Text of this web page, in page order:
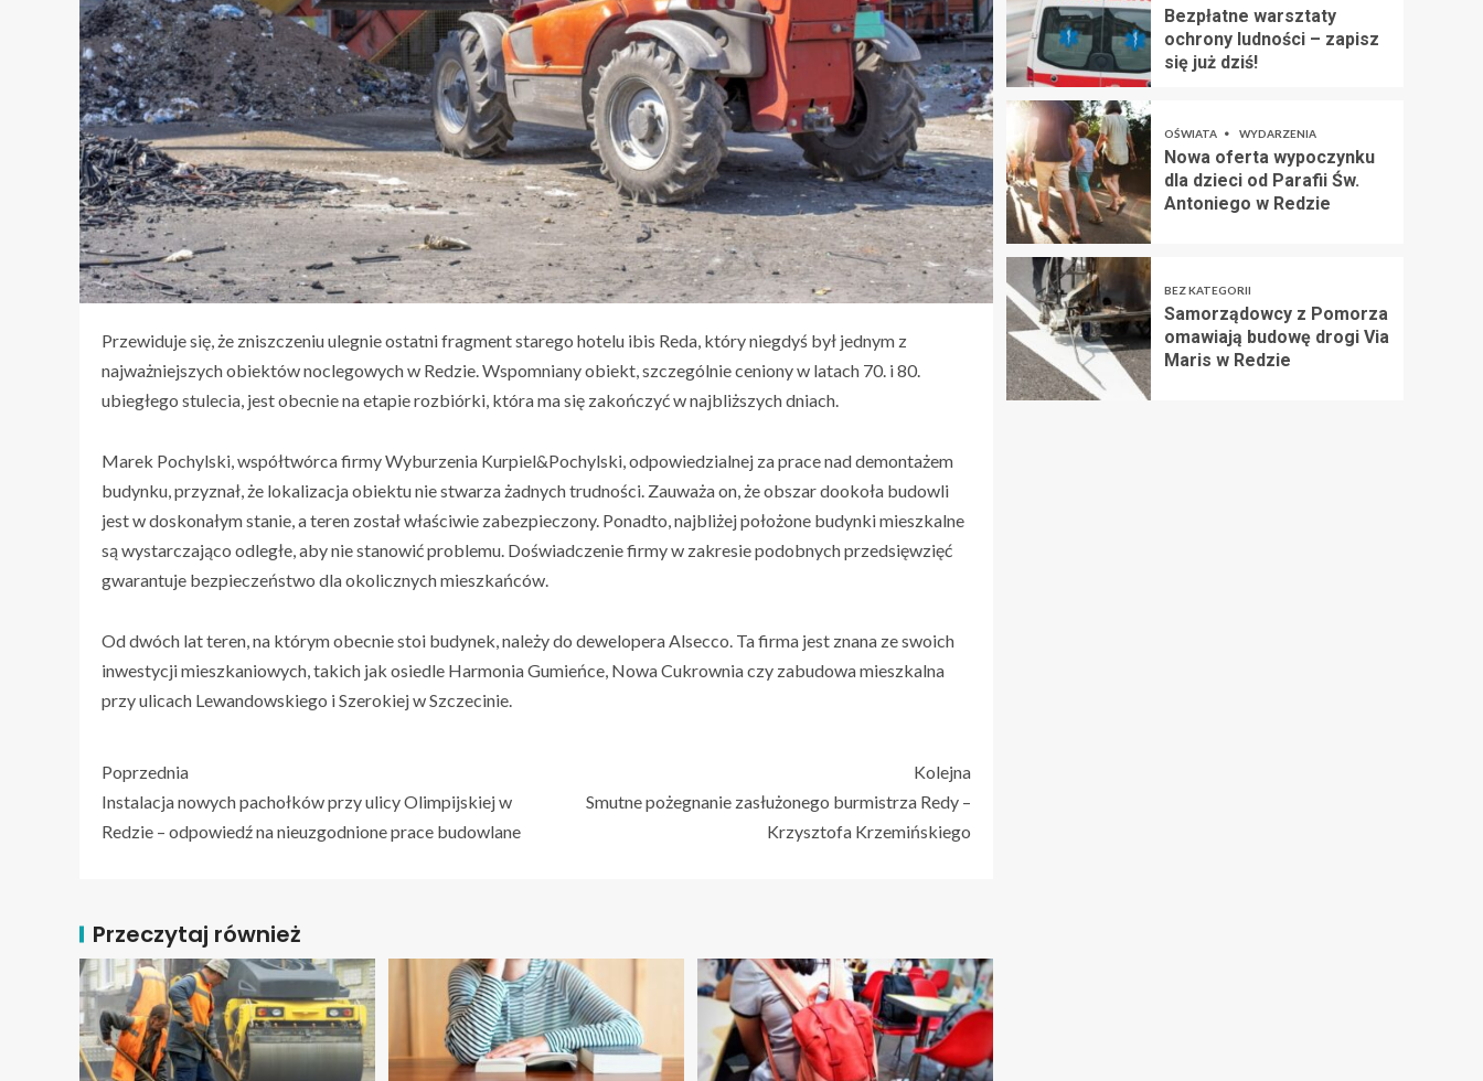
Przewiduje się, że zniszczeniu ulegnie ostatni fragment starego hotelu ibis Reda, który niegdyś był jednym z
najważniejszych obiektów noclegowych w Redzie. Wspomniany obiekt, szczególnie ceniony w latach 70. i 80.
ubiegłego stulecia, jest obecnie na etapie rozbiórki, która ma się zakończyć w najbliższych dniach.
Marek Pochylski, współtwórca firmy Wyburzenia Kurpiel&Pochylski, odpowiedzialnej za prace nad demontażem
budynku, przyznał, że lokalizacja obiektu nie stwarza żadnych trudności. Zauważa on, że obszar dookoła budowli
jest w doskonałym stanie, a teren został właściwie zabezpieczony. Ponadto, najbliżej położone budynki mieszkalne
są wystarczająco odległe, aby nie stanowić problemu. Doświadczenie firmy w zakresie podobnych przedsięwzięć
gwarantuje bezpieczeństwo dla okolicznych mieszkańców.
Od dwóch lat teren, na którym obecnie stoi budynek, należy do dewelopera Alsecco. Ta firma jest znana ze swoich
inwestycji mieszkaniowych, takich jak osiedle Harmonia Gumieńce, Nowa Cukrownia czy zabudowa mieszkalna
przy ulicach Lewandowskiego i Szerokiej w Szczecinie.
Poprzednia
Instalacja nowych pachołków przy ulicy Olimpijskiej w
Redzie – odpowiedź na nieuzgodnione prace budowlane
Kolejna
Smutne pożegnanie zasłużonego burmistrza Redy –
Krzysztofa Krzemińskiego
Przeczytaj również
Bezpłatne warsztaty
ochrony ludności – zapisz
się już dziś!
OŚWIATA WYDARZENIA
Nowa oferta wypoczynku
dla dzieci od Parafii Św.
Antoniego w Redzie
BEZ KATEGORII
Samorządowcy z Pomorza
omawiają budowę drogi Via
Maris w Redzie